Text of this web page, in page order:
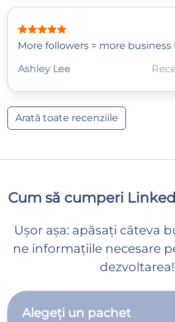
More followers = more business
Ashley Lee
Arată toate recenziile
Cum să cumperi
Ușor așa: apăsați câteva
ne informațiile necesare
dezvoltarea!
Alegeți un pachet